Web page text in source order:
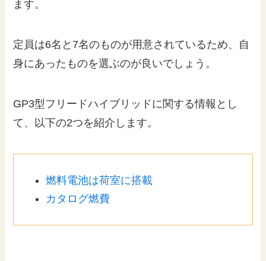
ます。
定員は6名と7名のものが用意されているため、自
身にあったものを選ぶのが良いでしょう。
GP3型フリードハイブリッドに関する情報とし
て、以下の2つを紹介します。
燃料電池は荷室に搭載
カタログ燃費